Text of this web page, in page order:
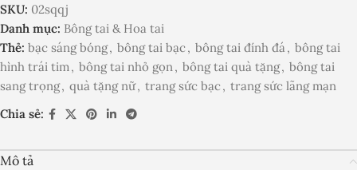
SKU: 02sqqj
Danh mục: Bông tai & Hoa tai
Thẻ: bạc sáng bóng, bông tai bạc, bông tai đính đá, bông tai
hình trái tim, bông tai nhỏ gọn, bông tai quà tặng, bông tai
sang trọng, quà tặng nữ, trang sức bạc, trang sức lãng mạn
Chia sẻ:
Mô tả